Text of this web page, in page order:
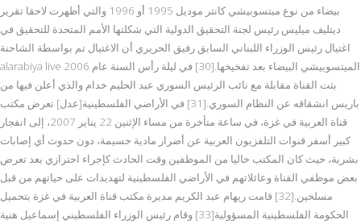
بيضاء من نوع ميتسوبيشي كانتر موديل 1995 أو 1996 والتي أظهرت لاحقا تقرير
ديتليف ميليس رئيس لجنة التحقيق الدولية التي شكلتها الأمم المتحدة للتحقيق في
اغتيال رئيس الوزراء اللبناني السابق رفيق الحريري أن الاغتيال تم بواسطة الشاحنة
alarabiya live الميتسوبيشي البيضاء بعد تفخيخها.[30] في ليلة رأس السنة عام 2006
بثت القناة مقابلة مع نائب الرئيس السوري عبد الحليم خدام والذي أعلن فيها من
باريس انشقاقه عن النظام السوري.[31] في الأراضي الفلسطينية[عدل] تعرض مكتب
قناة العربية في غزة، في ساعة متأخرة من مساء الإثنين 22 يناير 2007، إلى انفجار
كبير أسفر قنوات التلفزيون العربية عن أضرار مادية جسيمة، دون حدوث أي إصابات
بشرية، حيث كان المكتب خاليا من الموظفين وقت الحادث كإجراء احترازي بعد تعرض
بعض موظفي القناة وعائلاتهم في الأراضي الفلسطينية لتهديدات على حياتهم من قبل
مسلحين.[32] قامت ريهام عبد الكريم مديرة مكتب قناة العربية في غزة بتحميل
الحكومة الفلسطينية المسؤولية[33] وقام رئيس الوزراء الفلسطيني إسماعيل هنية